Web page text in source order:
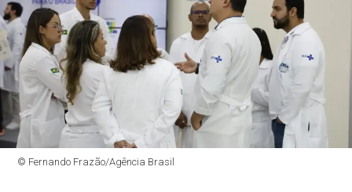
© Fernando Frazão/Agência Brasil